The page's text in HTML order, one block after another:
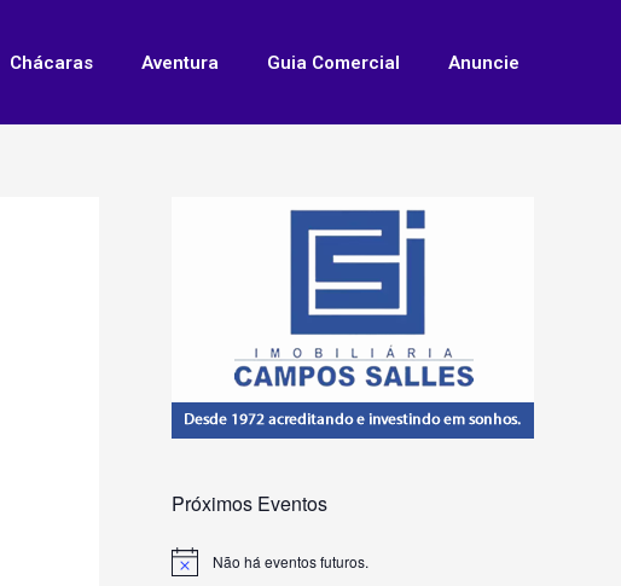
Chácaras Aventura Guia Comercial Anuncie
Próximos Eventos
Não há eventos futuros.